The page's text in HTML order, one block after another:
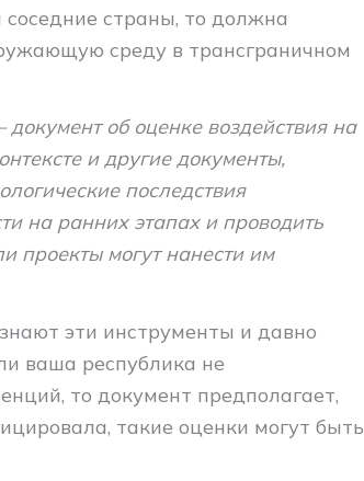
страны, то должна
среду в трансграничном
об оценке воздействия на
и другие документы,
последствия
на ранних этапах и проводить
проекты могут нанести им
эти инструменты и давно
ваша республика не
то документ предполагает,
такие оценки могут быть